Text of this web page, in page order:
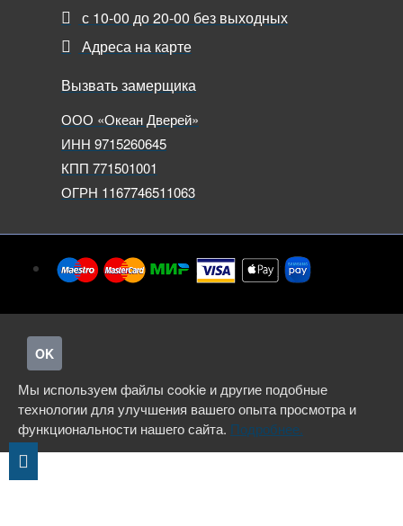
с 10-00 до 20-00 без выходных
Адреса на карте
Вызвать замерщика
ООО «Океан Дверей»
ИНН 9715260645
КПП 771501001
ОГРН 1167746511063
OK
Мы используем файлы cookie и другие подобные
технологии для улучшения вашего опыта просмотра и
функциональности нашего сайта. Подробнее.